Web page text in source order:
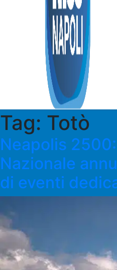
Tag: Totò
Neapolis
Nazionale
di eventi